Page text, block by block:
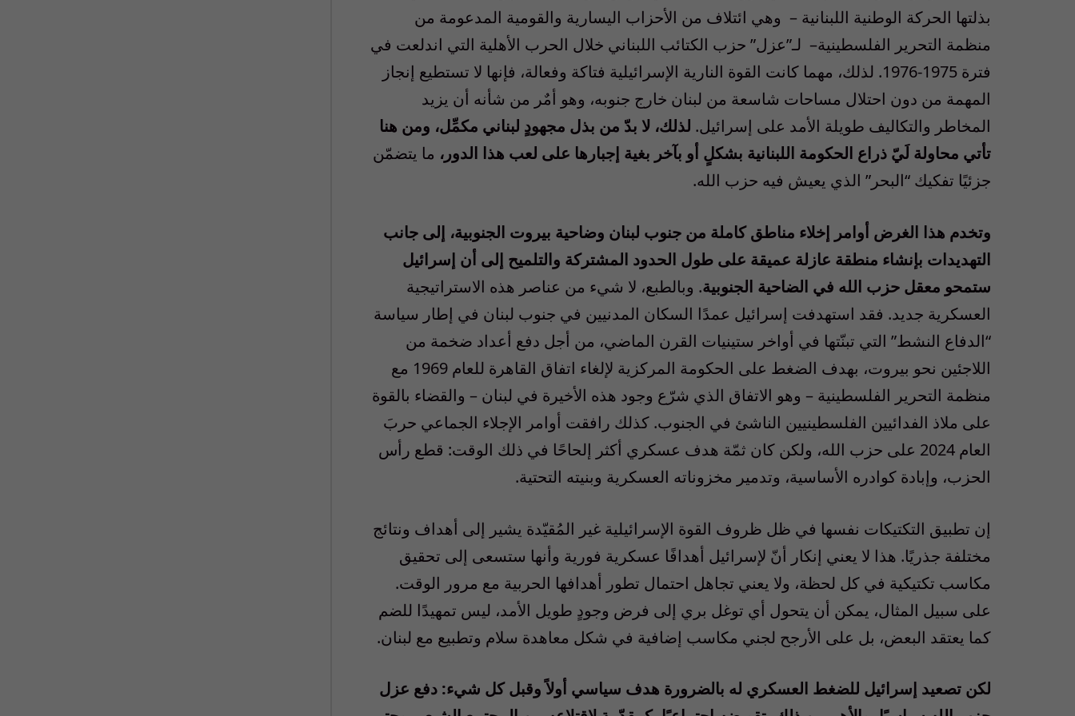
بذلتها الحركة الوطنية اللبنانية – وهي ائتلاف من الأحزاب اليسارية والقومية المدعومة من
منظمة التحرير الفلسطينية– لـ”عزل” حزب الكتائب اللبناني خلال الحرب الأهلية التي اندلعت في
فترة 1975-1976. لذلك، مهما كانت القوة النارية الإسرائيلية فتاكة وفعالة، فإنها لا تستطيع إنجاز
المهمة من دون احتلال مساحات شاسعة من لبنان خارج جنوبه، وهو أمٌر من شأنه أن يزيد
المخاطر والتكاليف طويلة الأمد على إسرائيل. لذلك، لا بدّ من بذل مجهودٍ لبناني مكمِّل، ومن هنا
تأتي محاولة لَيّ ذراع الحكومة اللبنانية بشكلٍ أو بآخر بغية إجبارها على لعب هذا الدور، ما يتضمّن
جزئيًا تفكيك “البحر” الذي يعيش فيه حزب الله.
وتخدم هذا الغرض أوامر إخلاء مناطق كاملة من جنوب لبنان وضاحية بيروت الجنوبية، إلى جانب
التهديدات بإنشاء منطقة عازلة عميقة على طول الحدود المشتركة والتلميح إلى أن إسرائيل
ستمحو معقل حزب الله في الضاحية الجنوبية. وبالطبع، لا شيء من عناصر هذه الاستراتيجية
العسكرية جديد. فقد استهدفت إسرائيل عمدًا السكان المدنيين في جنوب لبنان في إطار سياسة
“الدفاع النشط” التي تبنّتها في أواخر ستينيات القرن الماضي، من أجل دفع أعداد ضخمة من
اللاجئين نحو بيروت، بهدف الضغط على الحكومة المركزية لإلغاء اتفاق القاهرة للعام 1969 مع
منظمة التحرير الفلسطينية – وهو الاتفاق الذي شرّع وجود هذه الأخيرة في لبنان – والقضاء بالقوة
على ملاذ الفدائيين الفلسطينيين الناشئ في الجنوب. كذلك رافقت أوامر الإجلاء الجماعي حربَ
العام 2024 على حزب الله، ولكن كان ثمّة هدف عسكري أكثر إلحاحًا في ذلك الوقت: قطع رأس
الحزب، وإبادة كوادره الأساسية، وتدمير مخزوناته العسكرية وبنيته التحتية.
إن تطبيق التكتيكات نفسها في ظل ظروف القوة الإسرائيلية غير المُقيّدة يشير إلى أهداف ونتائج
مختلفة جذريًا. هذا لا يعني إنكار أنّ لإسرائيل أهدافًا عسكرية فورية وأنها ستسعى إلى تحقيق
مكاسب تكتيكية في كل لحظة، ولا يعني تجاهل احتمال تطور أهدافها الحربية مع مرور الوقت.
على سبيل المثال، يمكن أن يتحول أي توغل بري إلى فرض وجودٍ طويل الأمد، ليس تمهيدًا للضم
كما يعتقد البعض، بل على الأرجح لجني مكاسب إضافية في شكل معاهدة سلام وتطبيع مع لبنان.
لكن تصعيد إسرائيل للضغط العسكري له بالضرورة هدف سياسي أولاً وقبل كل شيء: دفع عزل